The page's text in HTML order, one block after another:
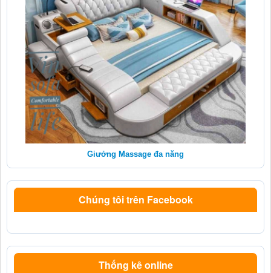
Giưởng Massage đa năng
Chúng tôi trên Facebook
Thống kê online